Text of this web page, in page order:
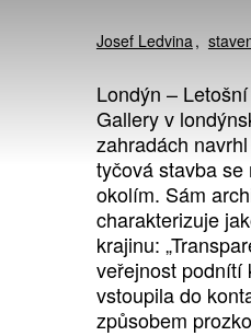
Josef Ledvina
Londýn –
Gallery v
zahradách
tyčová stavba
okolím. Sám
charakterizuje
krajinu:
veřejnost podnítí
vstoupila do
způsobem